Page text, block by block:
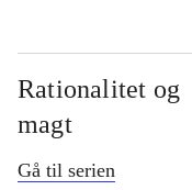
Rationalitet og
magt
Gå til serien